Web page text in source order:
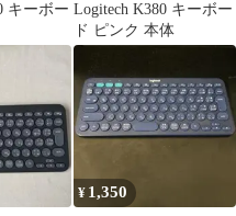
キーボー Logitech K380 キーボー
ド ピンク 本体
¥ 1,350